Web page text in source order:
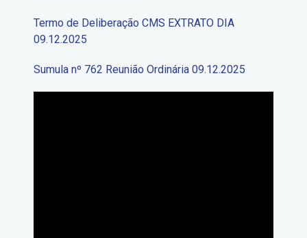
Termo de Deliberação CMS EXTRATO DIA
09.12.2025
Sumula nº 762 Reunião Ordinária 09.12.2025